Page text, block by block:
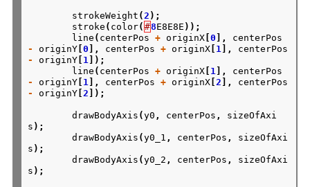
strokeWeight (2 );
stroke ( color( #8E8E8E ));
line ( centerPos + originX [0 ],
centerPos
-
originY [0 ], centerPos + originX 1 ],
centerPos
-
originY 1 ]);
line ( centerPos + originX 1 ],
centerPos
-
originY 1 ], centerPos + originX [2 ],
centerPos
-
originY [2 ]);
drawBodyAxis (y0 , centerPos ,
sizeOfAxi
s );
drawBodyAxis (y0_1 , centerPos ,
sizeOfAxi
s );
drawBodyAxis (y0_2 , centerPos ,
sizeOfAxi
s );